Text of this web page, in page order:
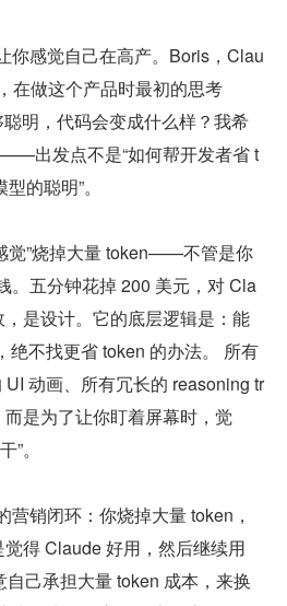
你感觉自己在高产。Boris，Clau
在做这个产品时最初的思考
聪明，代码会变成什么样？我希
出发点不是“如何帮开发者省 t
的聪明”。
觉”烧掉大量 token——不管是你
。五分钟花掉 200 美元，对 Cla
是设计。它的底层逻辑是：能
绝不找更省 token 的办法。 所有
动画、所有冗长的 reasoning tr
是为了让你盯着屏幕时，觉
。
销闭环：你烧掉大量 token，
觉得 Claude 好用，然后继续用
自己承担大量 token 成本，来换